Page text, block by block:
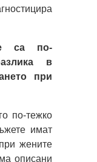
са по-
в
при
по-тежко
имат
жените
описани